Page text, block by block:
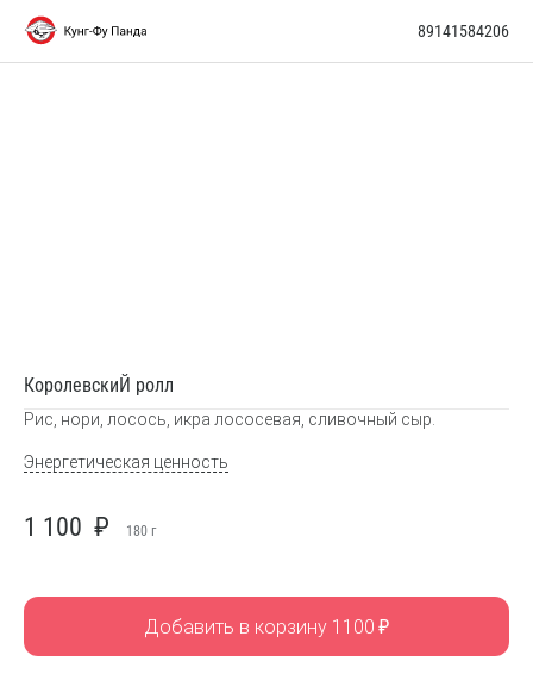
89141584206
КоролевскиЙ ролл
Рис, нори, лосось, икра лососевая, сливочный сыр.
Энергетическая ценность
1 100 ₽ 180 г
Добавить в корзину 1100 ₽